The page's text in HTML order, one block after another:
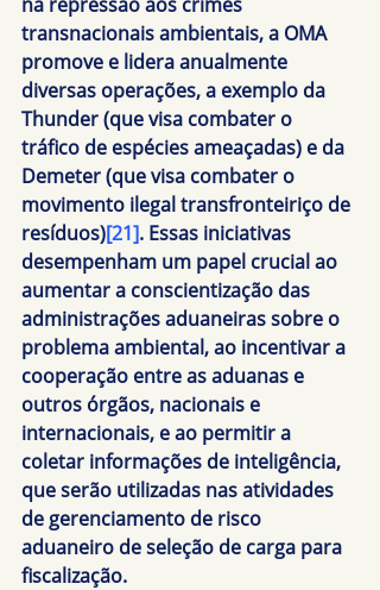
transnacionais ambientais, a OMA
promove e lidera anualmente
diversas operações, a exemplo da
Thunder (que visa combater o
tráfico de espécies ameaçadas) e da
Demeter (que visa combater o
movimento ilegal transfronteiriço de
resíduos)[21]. Essas iniciativas
desempenham um papel crucial ao
aumentar a conscientização das
administrações aduaneiras sobre o
problema ambiental, ao incentivar a
cooperação entre as aduanas e
outros órgãos, nacionais e
internacionais, e ao permitir a
coletar informações de inteligência,
que serão utilizadas nas atividades
de gerenciamento de risco
aduaneiro de seleção de carga para
fiscalização.